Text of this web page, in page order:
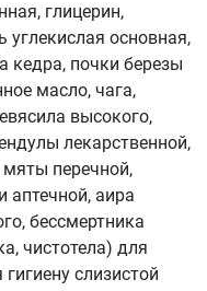
глицерин,
основная,
кедра, почки березы
масло, чага,
высокого,
лекарственной,
перечной,
аптечной, аира
бессмертника
чистотела) для
слизистой